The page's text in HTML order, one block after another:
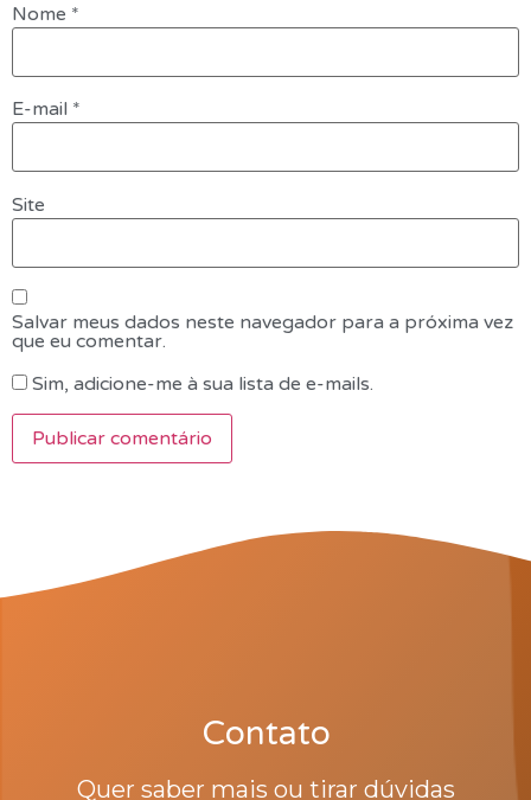
Nome *
E-mail *
Site
Salvar meus dados neste navegador para a próxima vez
que eu comentar.
Sim, adicione-me à sua lista de e-mails.
Contato
Quer saber mais ou tirar dúvidas